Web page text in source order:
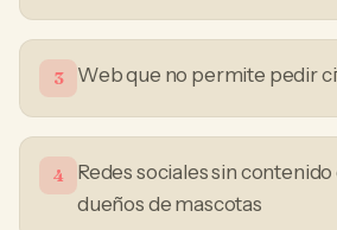
3 Web que no permite pedir
4
Redes sociales sin
dueños de mascotas